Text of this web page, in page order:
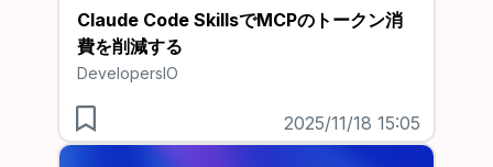
Claude Code SkillsでMCPのトークン消
費を削減する
DevelopersIO
2025/11/18 15:05